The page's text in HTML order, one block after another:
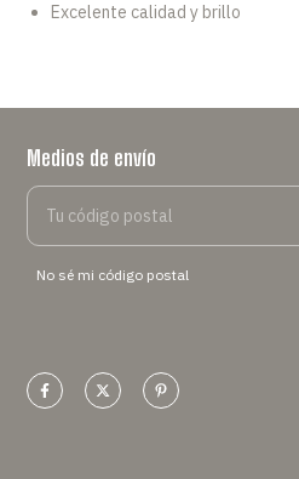
Excelente calidad y brillo
ENTREGAS PARA EL CP:
Medios de envío
No sé mi código postal